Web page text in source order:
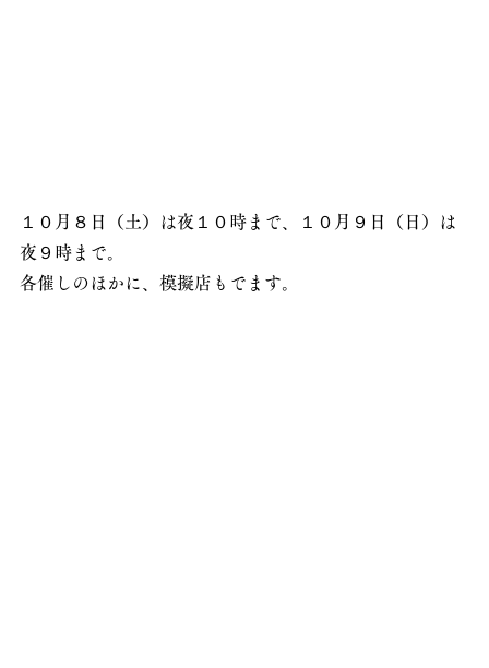
１０月８日（土）は夜１０時まで、１０月９日（日）は
夜９時まで。
各催しのほかに、模擬店もでます。